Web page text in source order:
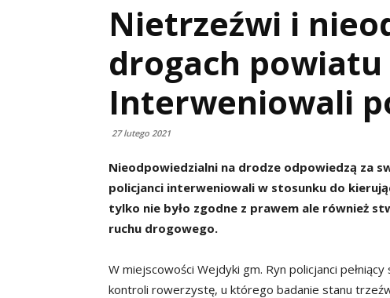
Nietrzeźwi i
drogach powiatu
Interweniowali
27 lutego 2021
Nieodpowiedzialni na drodze odpowiedzą za
policjanci interweniowali w stosunku do
tylko nie było zgodne z prawem ale również
ruchu drogowego.
W miejscowości Wejdyki gm. Ryn policjanci
kontroli rowerzystę, u którego badanie stanu